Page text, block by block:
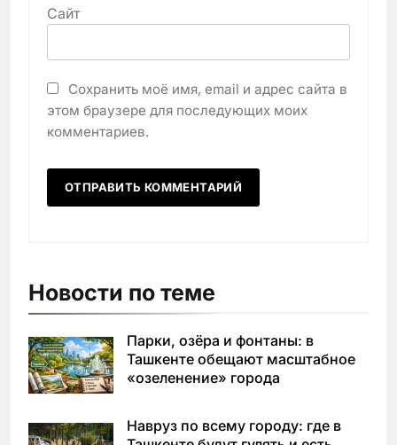
Сайт
Сохранить моё имя, email и адрес сайта в
этом браузере для последующих моих
комментариев.
Новости по теме
Парки, озёра и фонтаны: в
Ташкенте обещают масштабное
«озеленение» города
Навруз по всему городу: где в